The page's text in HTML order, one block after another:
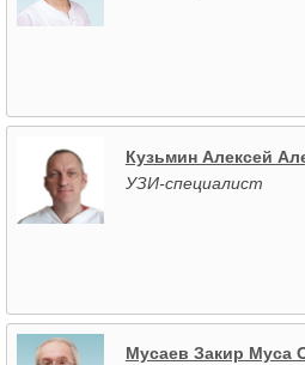
Кузьмин Алексей
УЗИ-специалист
Мусаев Закир Муса